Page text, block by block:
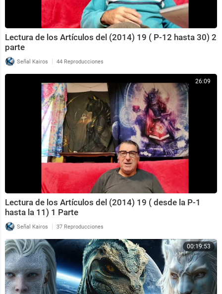
Lectura de los Artículos del (2014) 19 ( P-12 hasta 30) 2
parte
Señal Kairos | 44 Reproducciones
26:09
Lectura de los Artículos del (2014) 19 ( desde la P-1
hasta la 11) 1 Parte
Señal Kairos | 37 Reproducciones
00:19:53